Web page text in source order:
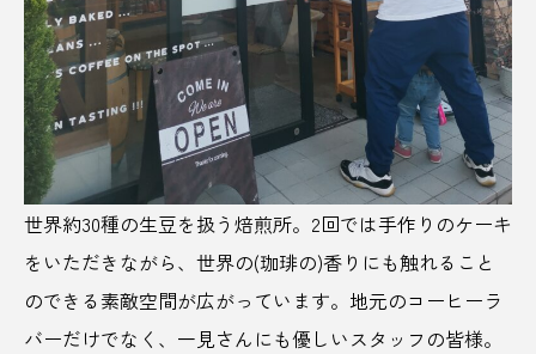
フェス旅 フットボール ぶどう
ぶどう狩り プラスチックゴミ
フリマアプリ プリン フルーツ
プレミアリーグ プれンティ
ベアレンビール ヘビ神社 ヘルシー志向
ポケふた ポケモン ポケモンマンホール
世界約30種の生豆を扱う焙煎所。2回では手作りのケーキ
をいただきながら、世界の(珈琲の)香りにも触れること
のできる素敵空間が広がっています。地元のコーヒーラ
バーだけでなく、一見さんにも優しいスタッフの皆様。